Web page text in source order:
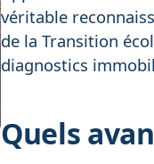
véritable
de la Transition
diagnostics
Quels